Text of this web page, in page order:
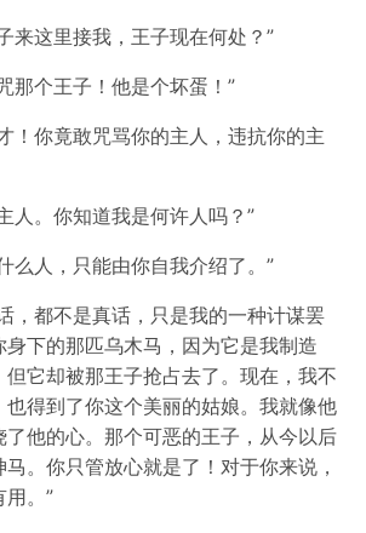
来这里接我，王子现在何处？”
那个王子！他是个坏蛋！”
！你竟敢咒骂你的主人，违抗你的主
人。你知道我是何许人吗？”
么人，只能由你自我介绍了。”
，都不是真话，只是我的一种计谋罢
身下的那匹乌木马，因为它是我制造
但它却被那王子抢占去了。现在，我不
得到了你这个美丽的姑娘。我就像他
了他的心。那个可恶的王子，从今以后
。你只管放心就是了！对于你来说，
。”